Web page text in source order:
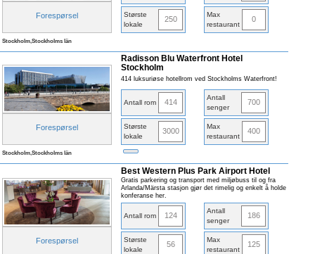
Forespørsel
Største
lokale
250
Max
restaurant
0
Stockholm,Stockholms län
Forespørsel
Radisson Blu Waterfront Hotel
Stockholm
414 luksuriøse hotellrom ved Stockholms Waterfront!
Antall rom 414
Antall
senger
700
Største
lokale
3000
Max
restaurant
400
Stockholm,Stockholms län
Forespørsel
Best Western Plus Park Airport Hotel
Gratis parkering og transport med miljøbuss til og fra
Arlanda/Märsta stasjon gjør det rimelig og enkelt å holde
konferanse her.
Antall rom 124
Antall
senger
186
Største
lokale
56
Max
restaurant
125